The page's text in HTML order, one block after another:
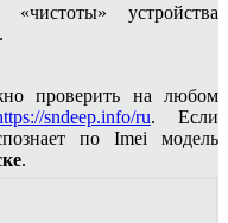
устройства
проверить на любом
sndeep.info/ru. Если
по Imei модель
.